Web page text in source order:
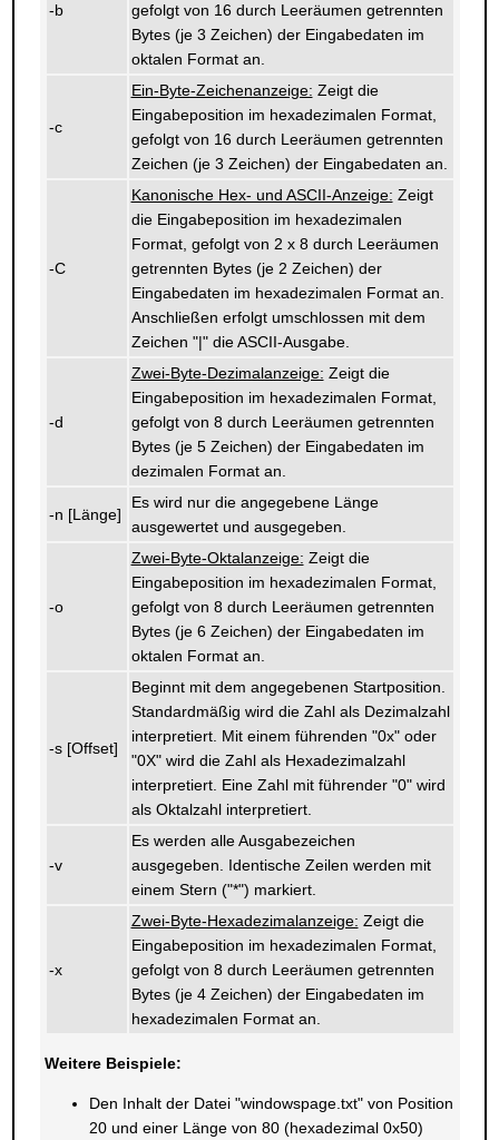
-b
gefolgt von 16 durch Leeräumen getrennten
Bytes (je 3 Zeichen) der Eingabedaten im
oktalen Format an.
-c
Ein-Byte-Zeichenanzeige: Zeigt die
Eingabeposition im hexadezimalen Format,
gefolgt von 16 durch Leeräumen getrennten
Zeichen (je 3 Zeichen) der Eingabedaten an.
-C
Kanonische Hex- und ASCII-Anzeige: Zeigt
die Eingabeposition im hexadezimalen
Format, gefolgt von 2 x 8 durch Leeräumen
getrennten Bytes (je 2 Zeichen) der
Eingabedaten im hexadezimalen Format an.
Anschließen erfolgt umschlossen mit dem
Zeichen "|" die ASCII-Ausgabe.
-d
Zwei-Byte-Dezimalanzeige: Zeigt die
Eingabeposition im hexadezimalen Format,
gefolgt von 8 durch Leeräumen getrennten
Bytes (je 5 Zeichen) der Eingabedaten im
dezimalen Format an.
-n [Länge]
Es wird nur die angegebene Länge
ausgewertet und ausgegeben.
-o
Zwei-Byte-Oktalanzeige: Zeigt die
Eingabeposition im hexadezimalen Format,
gefolgt von 8 durch Leeräumen getrennten
Bytes (je 6 Zeichen) der Eingabedaten im
oktalen Format an.
-s [Offset]
Beginnt mit dem angegebenen Startposition.
Standardmäßig wird die Zahl als Dezimalzahl
interpretiert. Mit einem führenden "0x" oder
"0X" wird die Zahl als Hexadezimalzahl
interpretiert. Eine Zahl mit führender "0" wird
als Oktalzahl interpretiert.
-v
Es werden alle Ausgabezeichen
ausgegeben. Identische Zeilen werden mit
einem Stern ("*") markiert.
-x
Zwei-Byte-Hexadezimalanzeige: Zeigt die
Eingabeposition im hexadezimalen Format,
gefolgt von 8 durch Leeräumen getrennten
Bytes (je 4 Zeichen) der Eingabedaten im
hexadezimalen Format an.
Weitere Beispiele:
Den Inhalt der Datei "windowspage.txt" von Position
20 und einer Länge von 80 (hexadezimal 0x50)